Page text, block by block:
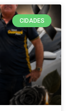
CIDADES